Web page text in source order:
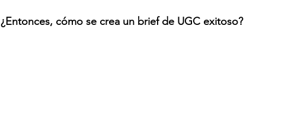
¿Entonces, cómo se crea un brief de UGC exitoso?